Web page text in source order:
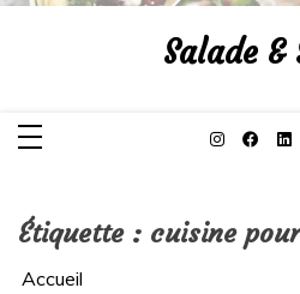
Aller
Salade &
Étiquette : cuisine
Accueil